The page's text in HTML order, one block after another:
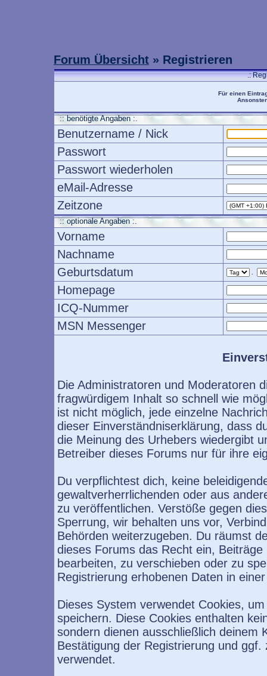
Forum Übersicht » Registrieren
.:
Für einen
:: benötigte Angaben :.
Benutzername / Nick
Passwort
Passwort wiederholen
eMail-Adresse
Zeitzone
:: optionale Angaben :.
Vorname
Nachname
Geburtsdatum
Homepage
ICQ-Nummer
MSN Messenger
Die Administratoren und Moderatoren
fragwürdigem Inhalt so schnell wie
ist nicht möglich, jede einzelne
dieser Einverständniserklärung, dass
die Meinung des Urhebers wiedergibt
Betreiber dieses Forums nur für ihre
Du verpflichtest dich, keine
gewaltverherrlichenden oder aus
zu veröffentlichen. Verstöße gegen
Sperrung, wir behalten uns vor,
Behörden weiterzugeben. Du räumst
dieses Forums das Recht ein,
bearbeiten, zu verschieben oder zu
Registrierung erhobenen Daten in
Dieses System verwendet Cookies,
speichern. Diese Cookies enthalten
sondern dienen ausschließlich deinem
Bestätigung der Registrierung und
verwendet.